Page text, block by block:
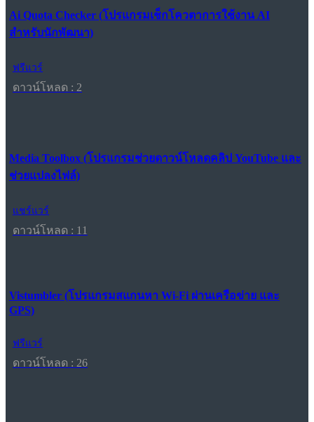
Ai Quota Checker (โปรแกรมเช็กโควตาการใช้งาน AI
สำหรับนักพัฒนา)
ฟรีแวร์
ดาวน์โหลด : 2
Media Toolbox (โปรแกรมช่วยดาวน์โหลดคลิป YouTube และ
ช่วยแปลงไฟล์)
แชร์แวร์
ดาวน์โหลด : 11
Vistumbler (โปรแกรมสแกนหา Wi-Fi ผ่านเครือข่าย และ
GPS)
ฟรีแวร์
ดาวน์โหลด : 26